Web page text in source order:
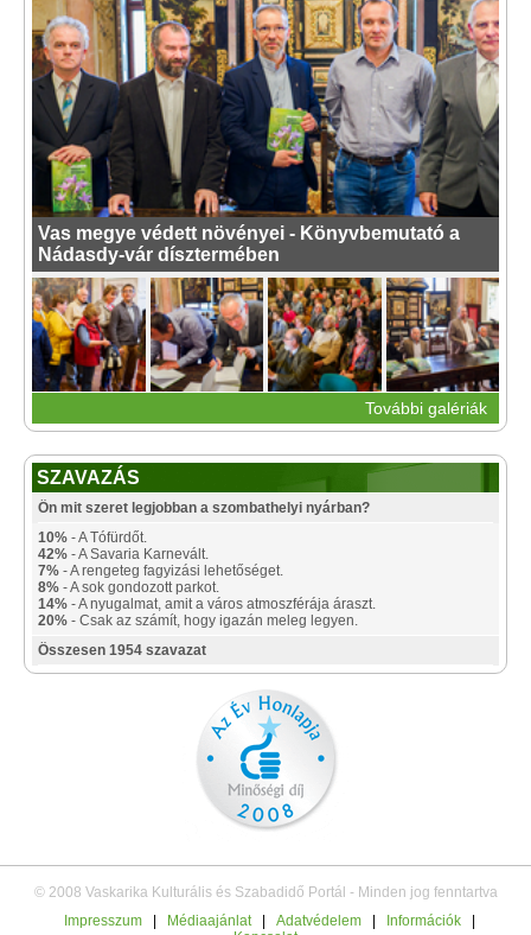
Vas megye védett növényei - Könyvbemutató a
Nádasdy-vár dísztermében
További galériák
SZAVAZÁS
Ön mit szeret legjobban a szombathelyi nyárban?
10% - A Tófürdőt.
42% - A Savaria Karnevált.
7% - A rengeteg fagyizási lehetőséget.
8% - A sok gondozott parkot.
14% - A nyugalmat, amit a város atmoszférája áraszt.
20% - Csak az számít, hogy igazán meleg legyen.
Összesen 1954 szavazat
© 2008 Vaskarika Kulturális és Szabadidő Portál - Minden jog fenntartva
Impresszum
Médiaajánlat Adatvédelem Információk